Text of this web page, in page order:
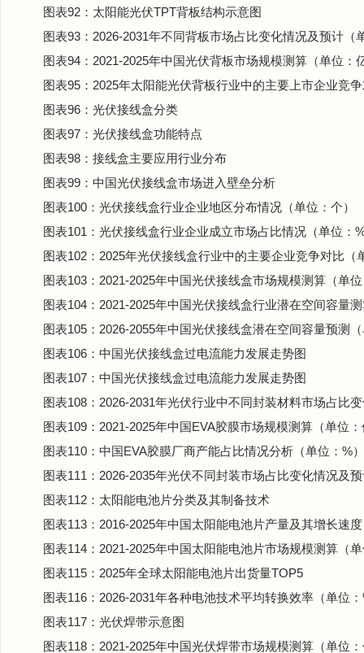
图表92：太阳能光伏TPT背板结构示意图
图表93：2026-2031年不同背板市场占比变化情况及预计（
图表94：2021-2025年中国光伏背板市场规模测算（单位：
图表95：2025年太阳能光伏背板行业中的主要上市企业竞
图表96：光伏接线盒分类
图表97：光伏接线盒功能特点
图表98：接线盒主要应用行业分布
图表99：中国光伏接线盒市场进入壁垒分析
图表100：光伏接线盒行业企业地区分布情况（单位：个）
图表101：光伏接线盒行业企业成立市场占比情况（单位：
图表102：2025年光伏接线盒行业中的主要企业竞争对比（
图表103：2021-2025年中国光伏接线盒市场规模测算（单
图表104：2021-2025年中国光伏接线盒行业潜在空间容量
图表105：2026-2055年中国光伏接线盒潜在空间容量预测
图表106：中国光伏接线盒过电流能力发展走势图
图表107：中国光伏接线盒过电流能力发展走势图
图表108：2026-2031年光伏行业中不同封装材料市场占比
图表109：2021-2025年中国EVA胶膜市场规模测算（单位
图表110：中国EVA胶膜厂商产能占比情况分析（单位：%）
图表111：2026-2035年光伏不同封装市场占比变化情况及
图表112：太阳能电池片分类及其制备技术
图表113：2016-2025年中国太阳能电池片产量及其增长速
图表114：2021-2025年中国太阳能电池片市场规模测算（
图表115：2025年全球太阳能电池片出货量TOP5
图表116：2026-2031年各种电池技术平均转换效率（单位
图表117：光伏焊带示意图
图表118：2021-2025年中国光伏焊带市场规模测算（单位